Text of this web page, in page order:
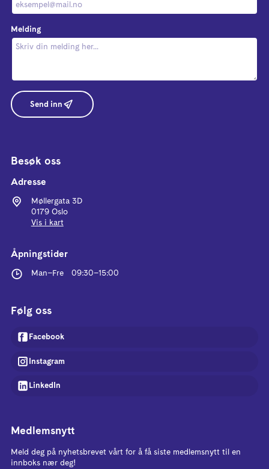
Melding
Send inn
Besøk oss
Adresse
Møllergata 3D
0179 Oslo
Vis i kart
Åpningstider
Man–Fre 09:30–15:00
Følg oss
Facebook
Instagram
LinkedIn
Medlemsnytt
Meld deg på nyhetsbrevet vårt for å få siste medlemsnytt til en
innboks nær deg!